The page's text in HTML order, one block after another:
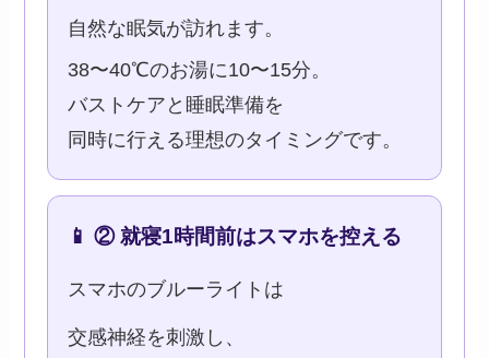
自然な眠気が訪れます。
38〜40℃のお湯に10〜15分。
バストケアと睡眠準備を
同時に行える理想のタイミングです。
📱 ② 就寝1時間前はスマホを控える
スマホのブルーライトは
交感神経を刺激し、